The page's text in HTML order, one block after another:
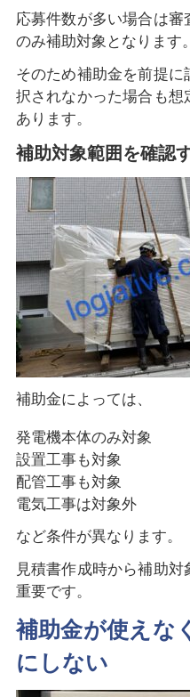
応募件数が多い場合は
のみ補助対象となります。
そのため補助金を前提
択されなかった場合も
あります。
補助対象範囲を確認
補助金によっては、
発電機本体のみ対象
設置工事も対象
配管工事も対象
電気工事は対象外
など条件が異なります。
見積書作成時から補助
重要です。
補助金が使えな
にしない